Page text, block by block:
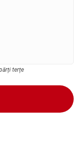
terțe